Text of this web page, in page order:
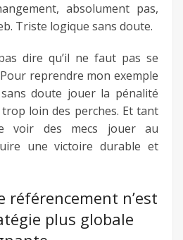
absolument pas,
Triste logique sans doute.
dire qu’il ne faut pas se
reprendre mon exemple
doute jouer la pénalité
loin des perches. Et tant
voir des mecs jouer au
une victoire durable et
référencement n’est
plus globale